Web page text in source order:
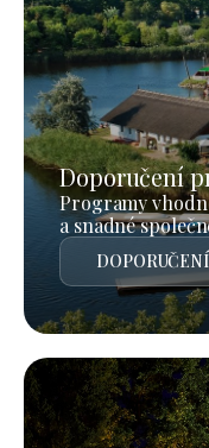
Doporučení
Programy
a snadné